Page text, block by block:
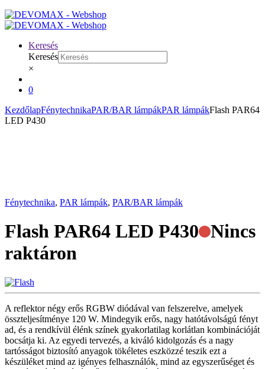
Keresés
Keresés
×
0
KezdőlapFénytechnikaPAR/BAR lámpákPAR lámpákFlash PAR64
LED P430
Fénytechnika, PAR lámpák, PAR/BAR lámpák
Flash PAR64 LED P430 Nincs
raktáron
A reflektor négy erős RGBW diódával van felszerelve, amelyek
összteljesítménye 120 W. Mindegyik erős, nagy hatótávolságú fényt
ad, és a rendkívül élénk színek gyakorlatilag korlátlan kombinációját
bocsátja ki. Az egyedi tervezés, a kiváló kidolgozás és a nagy
tartósságot biztosító anyagok tökéletes eszközzé teszik ezt a
készüléket mind az igényes felhasználók, mind az egyszerűséget és